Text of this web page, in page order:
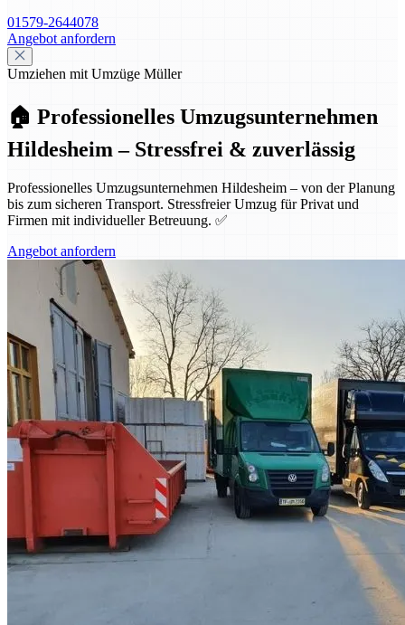
01579-2644078
Angebot anfordern
Umziehen mit Umzüge Müller
🏠 Professionelles Umzugsunternehmen
Hildesheim – Stressfrei & zuverlässig
Professionelles Umzugsunternehmen Hildesheim – von der Planung
bis zum sicheren Transport. Stressfreier Umzug für Privat und
Firmen mit individueller Betreuung. ✅
Angebot anfordern